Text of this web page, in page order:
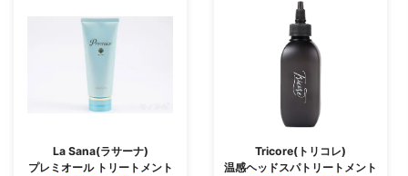
La Sana(ラサーナ)
プレミオール トリートメント
Tricore(トリコレ)
温感ヘッドスパトリートメント